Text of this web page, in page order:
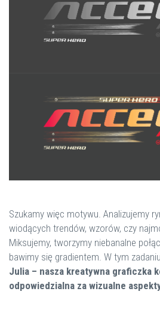
Szukamy więc motywu. Analizujemy
wiodących trendów, wzorów, czy
Miksujemy, tworzymy niebanalne
bawimy się gradientem. W tym
Julia – nasza kreatywna graficzka
odpowiedzialna za wizualne